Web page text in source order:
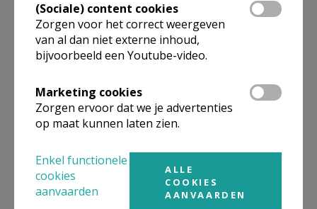
Beroepsvereniging Zorgpastores
(Sociale) content cookies
Zorgen voor het correct weergeven
van al dan niet externe inhoud,
bijvoorbeeld een Youtube-video.
Marketing cookies
Zorgen ervoor dat we je advertenties
op maat kunnen laten zien.
Enkel functionele
cookies
aanvaarden
ALLE
COOKIES
AANVAARDEN